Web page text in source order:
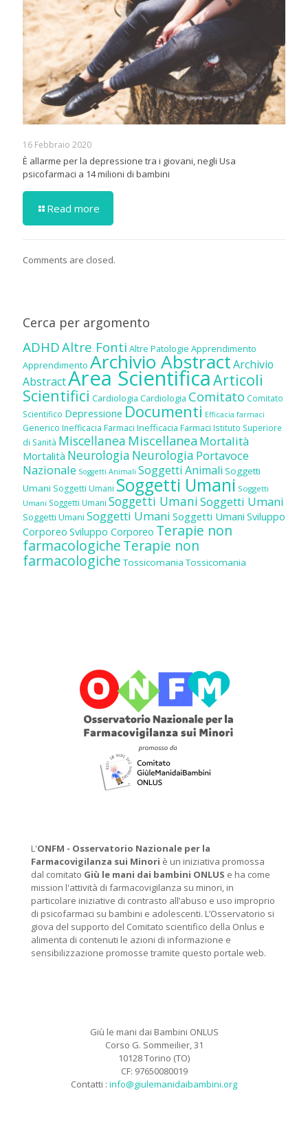
16 Febbraio 2020
È allarme per la depressione tra i giovani, negli Usa
psicofarmaci a 14 milioni di bambini
Read more
Comments are closed.
Cerca per argomento
ADHDAltre Fonti Altre Patologie Apprendimento
Apprendimento Archivio AbstractArchivio
AbstractArea ScientificaArticoli
Scientifici Cardiologia Cardiologia Comitato Comitato
Scientifico Depressione Documenti Efficacia farmaci
Generico Inefficacia Farmaci Inefficacia Farmaci Istituto Superiore
di Sanità Miscellanea Miscellanea Mortalità
Mortalità Neurologia Neurologia Portavoce
Nazionale Soggetti Animali Soggetti Animali Soggetti
Umani Soggetti Umani Soggetti Umani Soggetti
Umani Soggetti Umani Soggetti UmaniSoggetti Umani
Soggetti Umani Soggetti Umani Soggetti Umani Sviluppo
Corporeo Sviluppo Corporeo Terapie non
farmacologicheTerapie non
farmacologiche Tossicomania Tossicomania
L'ONFM - Osservatorio Nazionale per la
Farmacovigilanza sui Minori è un iniziativa promossa
dal comitato Giù le mani dai bambini ONLUS e ha come
mission l'attività di farmacovigilanza su minori, in
particolare iniziative di contrasto all’abuso e uso improprio
di psicofarmaci su bambini e adolescenti. L’Osservatorio si
giova del supporto del Comitato scientifico della Onlus e
alimenta di contenuti le azioni di informazione e
sensibilizzazione promosse tramite questo portale web.
Giù le mani dai Bambini ONLUS
Corso G. Sommeilier, 31
10128 Torino (TO)
CF: 97650080019
Contatti : info@giulemanidaibambini.org